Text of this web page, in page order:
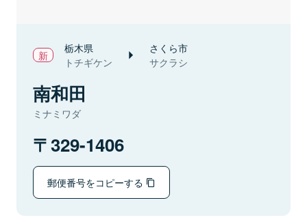
栃木県
トチギケン
さくら市
サクラシ
南和田
ミナミワダ
329-1406
郵便番号をコピーする